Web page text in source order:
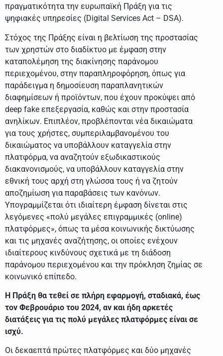
πραγματικότητα την ευρωπαϊκή Πράξη για τις
ψηφιακές υπηρεσίες (Digital Services Act – DSA).
Στόχος της Πράξης είναι η βελτίωση της προστασίας
των χρηστών στο διαδίκτυο με έμφαση στην
καταπολέμηση της διακίνησης παράνομου
περιεχομένου, στην παραπληροφόρηση, όπως για
παράδειγμα η δημοσίευση παραπλανητικών
διαφημίσεων ή προϊόντων, που έχουν προκύψει από
deep fake επεξεργασία, καθώς και στην προστασία
ανηλίκων. Επιπλέον, προβλέπονται νέα δικαιώματα
για τους χρήστες, συμπεριλαμβανομένου του
δικαιώματος να υποβάλλουν καταγγελία στην
πλατφόρμα, να αναζητούν εξωδικαστικούς
διακανονισμούς, να υποβάλλουν καταγγελία στην
εθνική τους αρχή στη γλώσσα τους ή να ζητούν
αποζημίωση για παραβάσεις των κανόνων.
Υπογραμμίζεται ότι ιδιαίτερη έμφαση δίνεται στις
λεγόμενες «πολύ μεγάλες επιγραμμικές (online)
πλατφόρμες», όπως τα μέσα κοινωνικής δικτύωσης
και τις μηχανές αναζήτησης, οι οποίες ενέχουν
ιδιαίτερους κινδύνους σχετικά με τη διάδοση
παράνομου περιεχομένου και την πρόκληση ζημίας σε
κοινωνικό επίπεδο.
Η Πράξη θα τεθεί σε πλήρη εφαρμογή, σταδιακά, έως
τον Φεβρουάριο του 2024, αν και ήδη αρκετές
διατάξεις για τις πολύ μεγάλες πλατφόρμες είναι σε
ισχύ.
Οι δεκαεπτά πρώτες πλατφόρμες και δύο μηχανές